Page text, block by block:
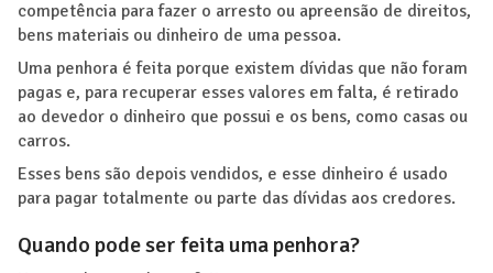
competência para fazer o arresto ou apreensão de direitos,
bens materiais ou dinheiro de uma pessoa.
Uma penhora é feita porque existem dívidas que não foram
pagas e, para recuperar esses valores em falta, é retirado
ao devedor o dinheiro que possui e os bens, como casas ou
carros.
Esses bens são depois vendidos, e esse dinheiro é usado
para pagar totalmente ou parte das dívidas aos credores.
Quando pode ser feita uma penhora?